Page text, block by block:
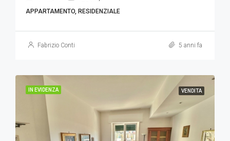
APPARTAMENTO, RESIDENZIALE
Fabrizio Conti 5 anni fa
IN EVIDENZA VENDITA